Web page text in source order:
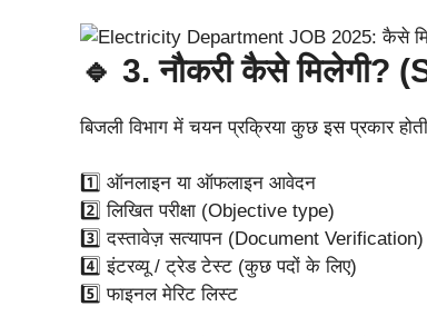
🔹 3. नौकरी कैसे
बिजली विभाग में चयन प्रक्रिया कुछ इस प्रकार
1️⃣ ऑनलाइन या ऑफलाइन आवेदन
2️⃣ लिखित परीक्षा (Objective type)
3️⃣ दस्तावेज़ सत्यापन (Document Verification)
4️⃣ इंटरव्यू / ट्रेड टेस्ट (कुछ पदों के लिए)
5️⃣ फाइनल मेरिट लिस्ट